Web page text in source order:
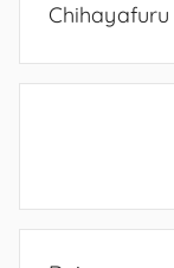
Chihayafuru